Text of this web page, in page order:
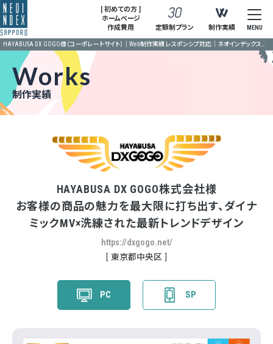
[ 初めての方 ]
ホームページ
作成費用
定額制プラン 制作実績 MENU
Works
制作実績
HAYABUSA DX GOGO株式会社様
お客様の商品の魅力を最大限に打ち出す、ダイナ
ミックMV×洗練された最新トレンドデザイン
https://dxgogo.net/
東京都中央区
PC SP